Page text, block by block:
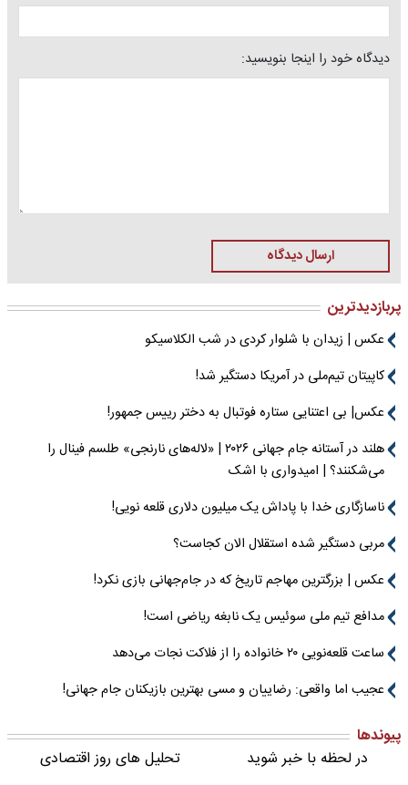
دیدگاه خود را اینجا بنویسید:
ارسال دیدگاه
پربازدیدترین
عکس | زیدان با شلوار کردی در شب الکلاسیکو
کاپیتان تیم‌ملی در آمریکا دستگیر شد!
عکس| بی اعتنایی ستاره فوتبال به دختر رییس جمهور!
هلند در آستانه جام جهانی ۲۰۲۶ | «لاله‌های نارنجی» طلسم فینال را
می‌شکنند؟ | امیدواری با اشک
ناسازگاری خدا با پاداش یک میلیون دلاری قلعه نویی!
مربی دستگیر شده استقلال الان کجاست؟
عکس | بزرگترین مهاجم تاریخ که در جام‌جهانی بازی نکرد!
مدافع تیم ملی سوئیس یک نابغه ریاضی است!
ساعت قلعه‌نویی ۲۰ خانواده را از فلاکت نجات می‌دهد
عجیب اما واقعی: رضاییان و مسی بهترین بازیکنان جام جهانی!
پیوندها
در لحظه با خبر شوید
تحلیل های روز اقتصادی